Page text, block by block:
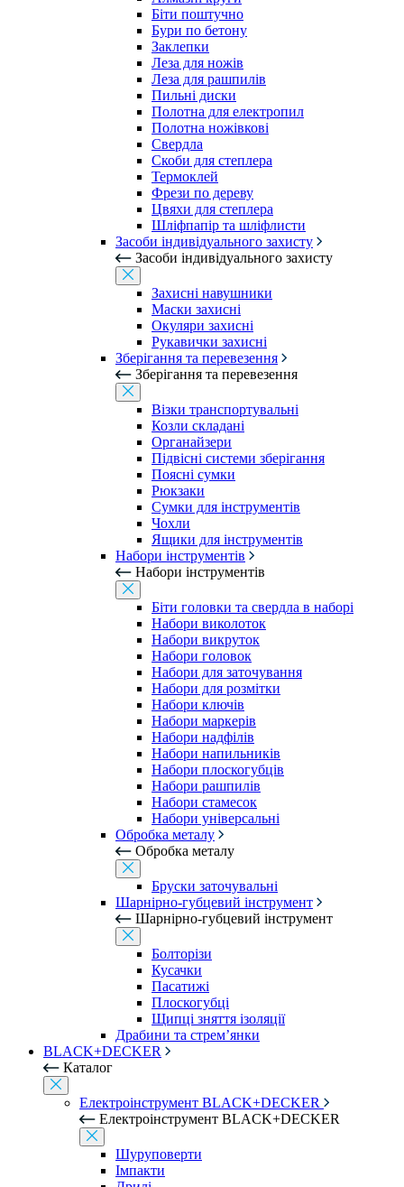
Біти поштучно
Бури по бетону
Заклепки
Леза для ножів
Леза для рашпилів
Пильні диски
Полотна для електропил
Полотна ножівкові
Свердла
Скоби для степлера
Термоклей
Фрези по дереву
Цвяхи для степлера
Шліфпапір та шліфлисти
Засоби індивідуального захисту
Засоби індивідуального захисту
Захисні навушники
Маски захисні
Окуляри захисні
Рукавички захисні
Зберігання та перевезення
Зберігання та перевезення
Візки транспортувальні
Козли складані
Органайзери
Підвісні системи зберігання
Поясні сумки
Рюкзаки
Сумки для інструментів
Чохли
Ящики для інструментів
Набори інструментів
Набори інструментів
Біти головки та свердла в наборі
Набори виколоток
Набори викруток
Набори головок
Набори для заточування
Набори для розмітки
Набори ключів
Набори маркерів
Набори надфілів
Набори напильників
Набори плоскогубців
Набори рашпилів
Набори стамесок
Набори універсальні
Обробка металу
Обробка металу
Бруски заточувальні
Шарнірно-губцевий інструмент
Шарнірно-губцевий інструмент
Болторізи
Кусачки
Пасатижі
Плоскогубці
Щипці зняття ізоляції
Драбини та стрем’янки
BLACK+DECKER
Каталог
Електроінструмент BLACK+DECKER
Електроінструмент BLACK+DECKER
Шуруповерти
Імпакти